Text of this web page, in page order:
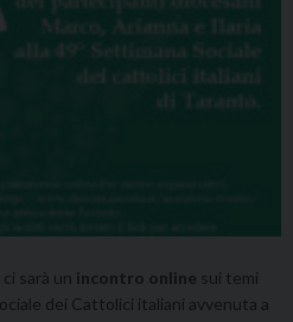
, ci sarà un incontro online sui temi
dei Cattolici italiani avvenuta a